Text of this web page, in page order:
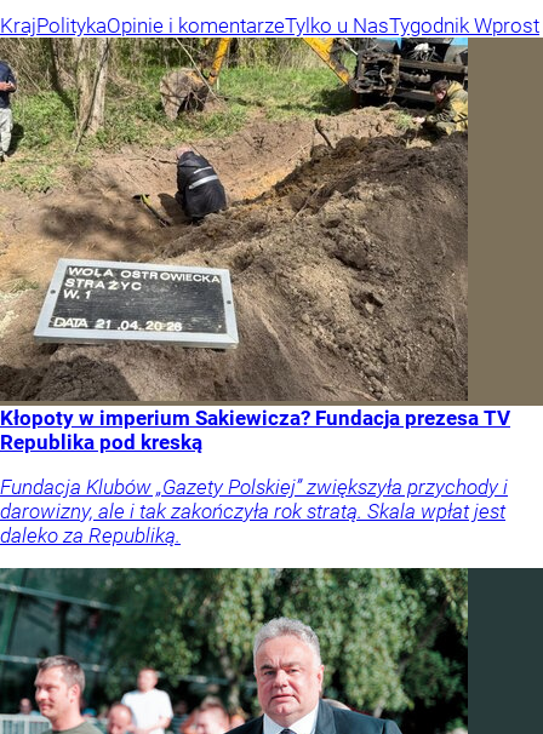
KrajPolitykaOpinie i komentarzeTylko u NasTygodnik Wprost
Kłopoty w imperium Sakiewicza? Fundacja prezesa TV
Republika pod kreską
Fundacja Klubów „Gazety Polskiej” zwiększyła przychody i
darowizny, ale i tak zakończyła rok stratą. Skala wpłat jest
daleko za Republiką.